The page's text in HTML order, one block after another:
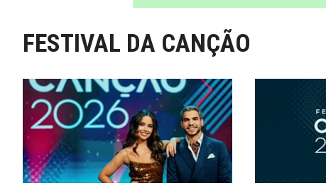
FESTIVAL DA CANÇÃO